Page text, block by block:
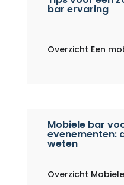
bar ervaring
Overzicht Een
Mobiele bar
evenementen:
weten
Overzicht